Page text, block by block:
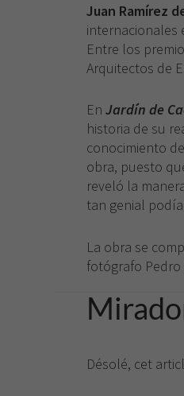
Juan Ramírez
internacionales
Entre los
Arquitectos de
En Jardín de
historia de su
conocimiento
obra, puesto
reveló la
tan genial
La obra se
fotógrafo
Désolé, cet